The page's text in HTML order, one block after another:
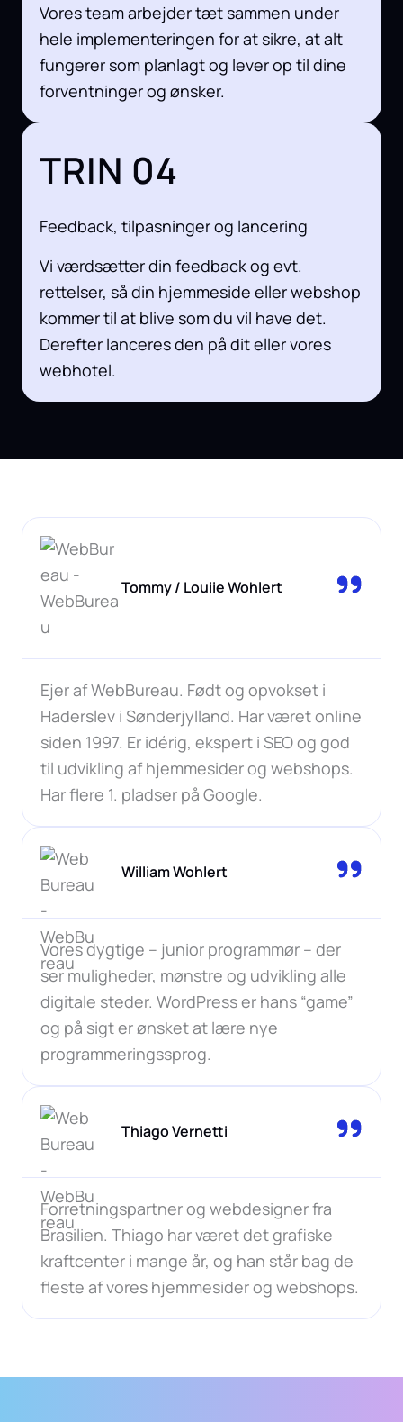
Vores team arbejder tæt sammen under
hele implementeringen for at sikre, at alt
fungerer som planlagt og lever op til dine
forventninger og ønsker.
TRIN 04
Feedback, tilpasninger og lancering
Vi værdsætter din feedback og evt.
rettelser, så din hjemmeside eller webshop
kommer til at blive som du vil have det.
Derefter lanceres den på dit eller vores
webhotel.
Tommy / Louiie Wohlert
Ejer af WebBureau. Født og opvokset i
Haderslev i Sønderjylland. Har været online
siden 1997. Er idérig, ekspert i SEO og god
til udvikling af hjemmesider og webshops.
Har flere 1. pladser på Google.
William Wohlert
Vores dygtige – junior programmør – der
ser muligheder, mønstre og udvikling alle
digitale steder. WordPress er hans “game”
og på sigt er ønsket at lære nye
programmeringssprog.
Thiago Vernetti
Forretningspartner og webdesigner fra
Brasilien. Thiago har været det grafiske
kraftcenter i mange år, og han står bag de
fleste af vores hjemmesider og webshops.